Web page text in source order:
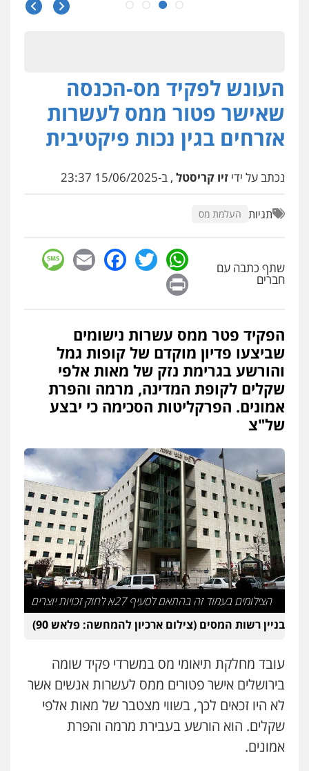
עו"ד אלינור מתיתיה
עו"ד מוחמד סביחאת
פלילי פשיעה כלכלית
0525077716
פלילי פשיעה חמורה צווארון לבן נזיקין
פשיעה חמורה מעצרים וחקירות
תעבורה
0549535659
פלילי צווארון לבן תעבורה אסירים
וחקירות
0506277425
עו"ד שאדי דבאח
פלילי פשיעה כלכלית תעבורה
עו"ד יצחק איצקוביץ'
פלילי פשיעה חמורה צווארון לבן
0526655833
עו"ד חמאדה מסרי
תעבורה
0526631970
0507003001
עו"ד תומר בנישתי
פלילי מעצרים וחקירות צווארון לבן
העונש לפקיד מס-הכנסה
שאישר פטור ממס לעשרות
אזרחים בגין נכות פיקטיבית
נכתב על ידי זיו קריסטל , ב-15/06/2025 23:37
תגיות העלמת מס
שתף כתבה עם
חברים
WhatsApp
Twitter
Facebook
Email
הפקיד פטר ממס עשרות נישומים
שביצעו פדיון מוקדם של קופות גמל
והורשע בגרימת נזק של מאות אלפי
שקלים לקופת המדינה, מרמה והפרת
אמונים. הפרקליטות הסכימה כי יבצע
של"צ
הצילומים בעמוד זה בהתאם לסעיף 27א לחוק זכויות יוצרים
בניין רשות המסים (צילום ארכיון להמחשה: פלאש 90)
עובד מחלקת תיאומי מס במשרדי פקיד שומה
בירושלים אישר פטורים ממס לעשרות אנשים אשר
לא היו זכאים לכך, בשווי מצטבר של מאות אלפי
שקלים. הוא הורשע בעבירת מרמה והפרת
אמונים.